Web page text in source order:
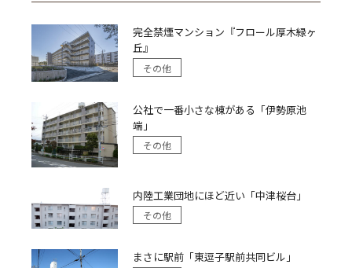
完全禁煙マンション『フロール厚木緑ヶ
丘』
その他
公社で一番小さな棟がある「伊勢原池
端」
その他
内陸工業団地にほど近い「中津桜台」
その他
まさに駅前「東逗子駅前共同ビル」